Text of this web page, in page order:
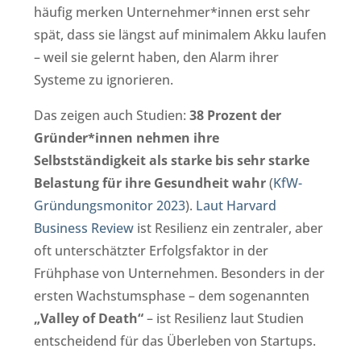
häufig merken Unternehmer*innen erst sehr
spät, dass sie längst auf minimalem Akku laufen
– weil sie gelernt haben, den Alarm ihrer
Systeme zu ignorieren.
Das zeigen auch Studien:38 Prozent der
Gründer*innen nehmen ihre
Selbstständigkeit als starke bis sehr starke
Belastung für ihre Gesundheit wahr(KfW-
Gründungsmonitor 2023). Laut Harvard
Business Review ist Resilienz ein zentraler, aber
oft unterschätzter Erfolgsfaktor in der
Frühphase von Unternehmen. Besonders in der
ersten Wachstumsphase – dem sogenannten
„Valley of Death“– ist Resilienz laut Studien
entscheidend für das Überleben von Startups.